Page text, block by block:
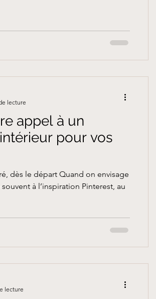
appel à un
pour vos
dès le départ Quand on envisage
à l’inspiration Pinterest, au
lecture
lecture